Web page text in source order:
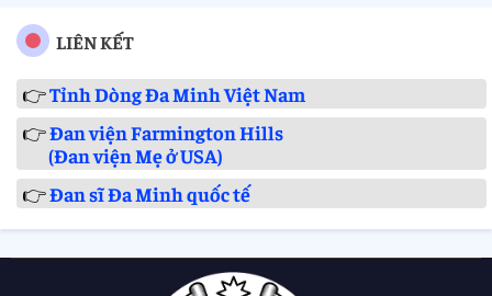
LIÊN KẾT
👉Tỉnh Dòng Đa Minh Việt Nam
👉Đan viện Farmington Hills
(Đan viện Mẹ ở USA)
👉Đan sĩ Đa Minh quốc tế